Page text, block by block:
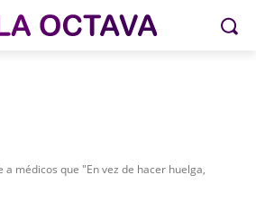
a médicos que "En vez de hacer huelga,